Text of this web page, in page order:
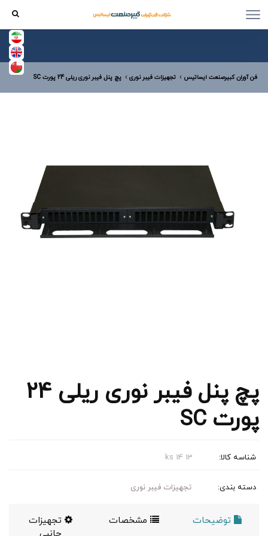
فن آوران کبیرصنعت ایساتیس تجهیزات فیبر نوری پچ پنل فیبر نوری ریلی 24 پورت SC
پچ پنل فیبر نوری ریلی 24
پورت SC
شناسه کالا: ks 14 13
دسته بندی: تجهیزات فیبر نوری
توضیحات مشخصات
تجهیزات